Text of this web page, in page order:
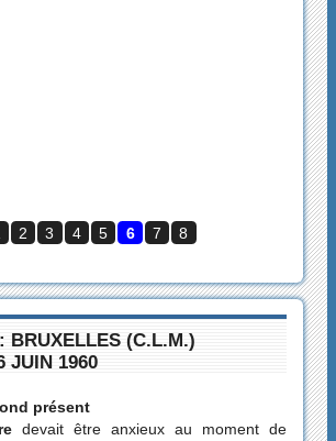
2 3 4 5 6 7 8
BRUXELLES (C.L.M.)
JUIN 1960
présent
devait être anxieux au moment de